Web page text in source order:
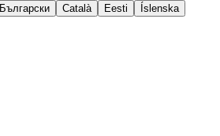
Български Català Eesti
Íslenska